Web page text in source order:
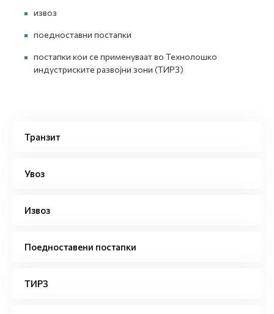
извоз
поедноставни постапки
постапки кои се применуваат во Технолошко
индустриските развојни зони (ТИРЗ)
Транзит
Увоз
Извоз
Поедноставени постапки
ТИРЗ